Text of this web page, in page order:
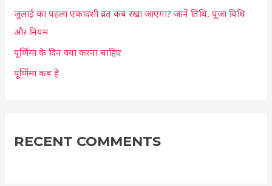
:जुलाई का पहला एकादशी व्रत कब रखा जाएगा? जानें तिथि, पूजा विधि
और नियम
पूर्णिमा के दिन क्या करना चाहिए
पूर्णिमा कब है
RECENT COMMENTS